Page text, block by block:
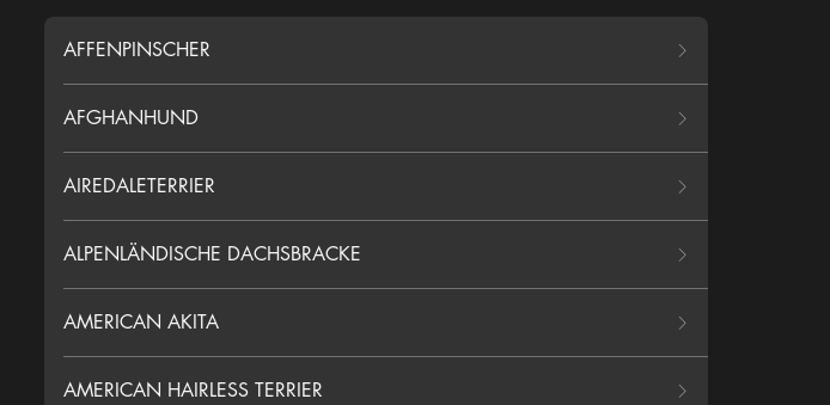
AFFENPINSCHER
AFGHANHUND
AIREDALETERRIER
ALPENLÄNDISCHE DACHSBRACKE
AMERICAN AKITA
AMERICAN HAIRLESS TERRIER